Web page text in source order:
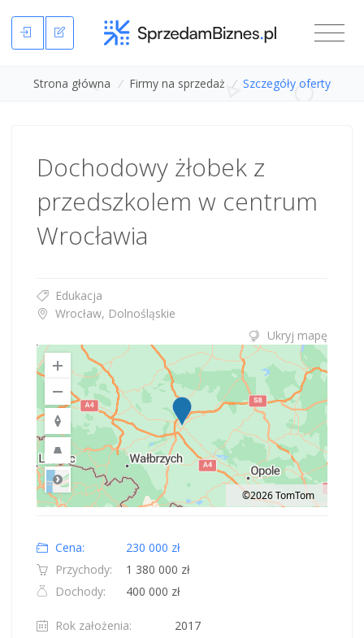
Strona główna / Firmy na sprzedaż / Szczegóły oferty
Dochodowy żłobek z
przedszkolem w centrum
Wrocławia
Edukacja
Wrocław, Dolnośląskie
Ukryj mapę
Road
©2026 TomTom
Cena:
230 000 zł
Przychody:
1 380 000 zł
Dochody:
400 000 zł
Rok założenia:
2017